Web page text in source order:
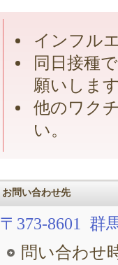
インフル
同日接種
願いしま
他のワク
い。
お問い合わせ先
〒373-8601 群
問い合わせ